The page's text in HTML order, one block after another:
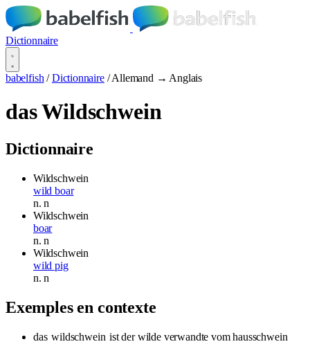
Dictionnaire
babelfish / Dictionnaire / Allemand → Anglais
das Wildschwein
Dictionnaire
Wildschwein
wild boar
n.n
Wildschwein
boar
n.n
Wildschwein
wild pig
n.n
Exemples en contexte
das wildschwein ist der wilde verwandte vom hausschwein